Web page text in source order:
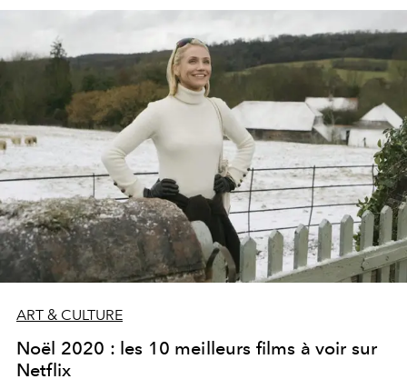
série prometteuse à mi-chemin entre "Downtown
ART & CULTURE
Noël 2020 : les 10 meilleurs films à voir sur
Netflix